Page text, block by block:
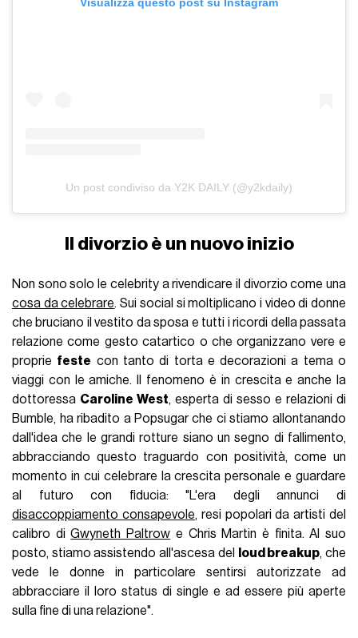
Visualizza questo post su Instagram
Un post condiviso da Y2K DAILY (@y2kdaily)
Il divorzio è un nuovo inizio
Non sono solo le celebrity a rivendicare il divorzio come una
cosa da celebrare. Sui social si moltiplicano i video di donne
che bruciano il vestito da sposa e tutti i ricordi della passata
relazione come gesto catartico o che organizzano vere e
proprie feste con tanto di torta e decorazioni a tema o
viaggi con le amiche. Il fenomeno è in crescita e anche la
dottoressa Caroline West, esperta di sesso e relazioni di
Bumble, ha ribadito a Popsugar che ci stiamo allontanando
dall'idea che le grandi rotture siano un segno di fallimento,
abbracciando questo traguardo con positività, come un
momento in cui celebrare la crescita personale e guardare
al futuro con fiducia: "L'era degli annunci di
disaccoppiamento consapevole, resi popolari da artisti del
calibro diGwyneth Paltrow e Chris Martin è finita. Al suo
posto, stiamo assistendo all'ascesa del
loud breakup, che
vede le donne in particolare sentirsi autorizzate ad
abbracciare il loro status di single e ad essere più aperte
sulla fine di una relazione".